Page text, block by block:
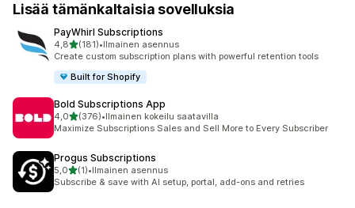
Lisää tämänkaltaisia sovelluksia
PayWhirl Subscriptions
4,8/ 5 tähteä
(181)
181 arvostelua yhteensä
•Ilmainen asennus
Create custom subscription plans with powerful retention tools
Built for Shopify
Bold Subscriptions App
4,0/ 5 tähteä
(376)
376 arvostelua yhteensä
•Ilmainen kokeilu saatavilla
Maximize Subscriptions Sales and Sell More to Every Subscriber
Progus Subscriptions
5,0/ 5 tähteä
(1)
1 arvostelua yhteensä
•Ilmainen asennus
Subscribe & save with AI setup, portal, add-ons and retries